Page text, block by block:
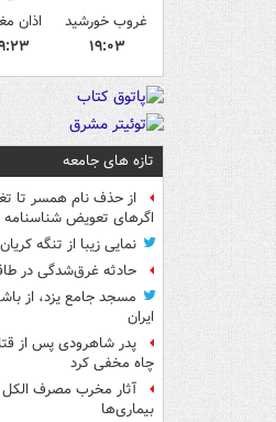
غروب خورشید
۱۹:۰۳
اذان
تازه های جامعه
از حذف نام همسر تا
اگرهای تعویض شناسنامه
نمایی زیبا از تنگه
حادثه غرق‌شدگی در طاقانک ۲
مسجد جامع یزد، از
ایران
پدر شاهرودی پس از
چاه مخفی کرد
آثار مخرب مصرف الکل
بیماری‌ها